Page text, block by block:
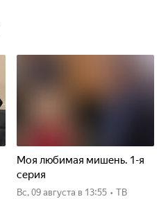
Моя любимая мишень. 1-я
серия
вс, 09 августа в 13:55 • ТВ